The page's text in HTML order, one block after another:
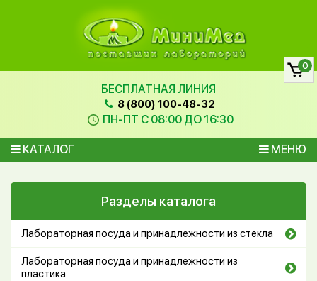
БЕСПЛАТНАЯ ЛИНИЯ
8 (800) 100-48-32
ПН-ПТ С 08:00 ДО 16:30
КАТАЛОГ МЕНЮ
0
Разделы каталога
Лабораторная посуда и принадлежности из стекла
Лабораторная посуда и принадлежности из
пластика